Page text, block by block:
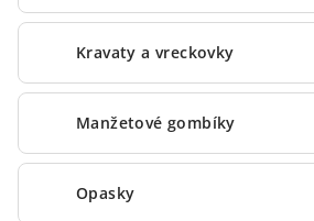
Kravaty a vreckovky
Manžetové gombíky
Opasky